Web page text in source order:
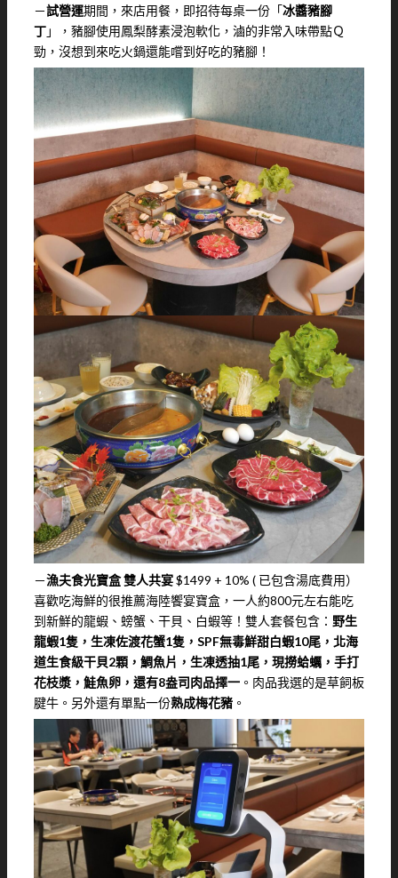
－試營運期間，來店用餐，即招待每桌一份「冰醬豬腳
丁」，豬腳使用鳳梨酵素浸泡軟化，滷的非常入味帶點Ｑ
勁，沒想到來吃火鍋還能嚐到好吃的豬腳！
－漁夫食光寶盒 雙人共宴$1499 + 10% ( 已包含湯底費用）
喜歡吃海鮮的很推薦海陸饗宴寶盒，一人約800元左右能吃
到新鮮的龍蝦、螃蟹、干貝、白蝦等！雙人套餐包含： 野生
龍蝦1隻，生凍佐渡花蟹1隻，SPF無毒鮮甜白蝦10尾，北海
道生食級干貝2顆，鯛魚片，生凍透抽1尾，現撈蛤蠣，手打
花枝漿，鮭魚卵，還有8盎司肉品擇一 。肉品我選的是草飼板
腱牛。另外還有單點一份熟成梅花豬 。